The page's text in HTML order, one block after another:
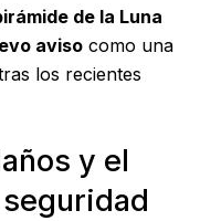
de la Luna
aviso como una
los recientes
y el